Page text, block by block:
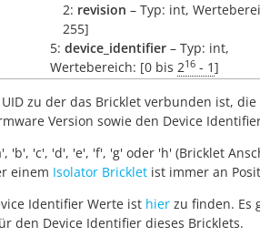
2: revision – Typ: int,
255]
5: device_identifier – Typ: int,
Wertebereich: [0 bis 216 - 1]
zu der das Bricklet verbunden ist, die
Version sowie den Device
'b', 'c', 'd', 'e', 'f', 'g' oder 'h' (Bricklet
einem Isolator Bricklet ist immer an
Identifier Werte ist hier zu finden. Es
den Device Identifier dieses Bricklets.